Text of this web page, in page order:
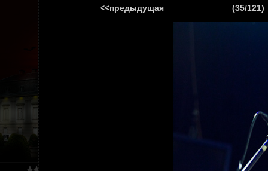
<<предыдущая (35/121)